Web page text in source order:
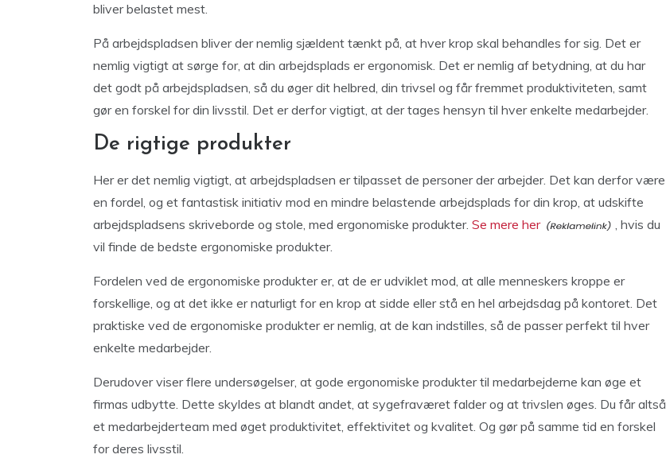
bliver belastet mest.
På arbejdspladsen bliver der nemlig sjældent tænkt på, at hver krop skal behandles for sig. Det er
nemlig vigtigt at sørge for, at din arbejdsplads er ergonomisk. Det er nemlig af betydning, at du har
det godt på arbejdspladsen, så du øger dit helbred, din trivsel og får fremmet produktiviteten, samt
gør en forskel for din livsstil. Det er derfor vigtigt, at der tages hensyn til hver enkelte medarbejder.
De rigtige produkter
Her er det nemlig vigtigt, at arbejdspladsen er tilpasset de personer der arbejder. Det kan derfor være
en fordel, og et fantastisk initiativ mod en mindre belastende arbejdsplads for din krop, at udskifte
arbejdspladsens skriveborde og stole, med ergonomiske produkter. Se mere her
, hvis du
vil finde de bedste ergonomiske produkter.
Fordelen ved de ergonomiske produkter er, at de er udviklet mod, at alle menneskers kroppe er
forskellige, og at det ikke er naturligt for en krop at sidde eller stå en hel arbejdsdag på kontoret. Det
praktiske ved de ergonomiske produkter er nemlig, at de kan indstilles, så de passer perfekt til hver
enkelte medarbejder.
Derudover viser flere undersøgelser, at gode ergonomiske produkter til medarbejderne kan øge et
firmas udbytte. Dette skyldes at blandt andet, at sygefraværet falder og at trivslen øges. Du får altså
et medarbejderteam med øget produktivitet, effektivitet og kvalitet. Og gør på samme tid en forskel
for deres livsstil.